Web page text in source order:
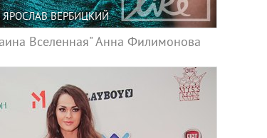
ЯРОСЛАВ ВЕРБИЦКИЙ
Вселенная" Анна Филимонова